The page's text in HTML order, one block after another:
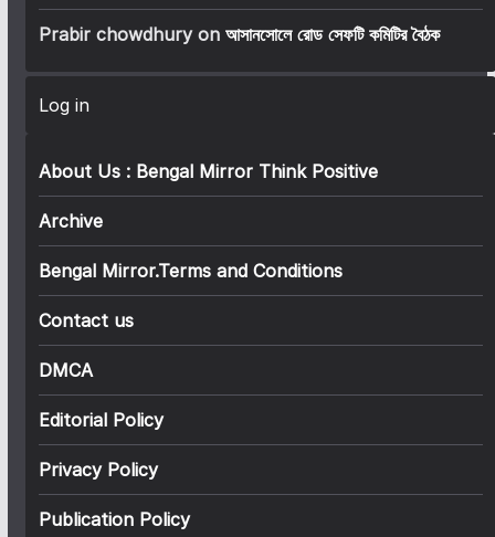
Prabir chowdhuryon আসানসোলে রোড সেফটি কমিটির বৈঠক
Log in
About Us : Bengal Mirror Think Positive
Archive
Bengal Mirror.Terms and Conditions
Contact us
DMCA
Editorial Policy
Privacy Policy
Publication Policy